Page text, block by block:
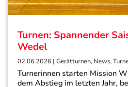
Turnen: Spannender
Wedel
02.06.2026 | Gerätturnen, News,
Turnerinnen starten Mission
dem Abstieg im letzten Jahr,